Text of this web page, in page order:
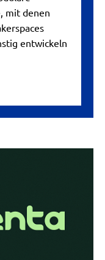
mit denen
entwickeln